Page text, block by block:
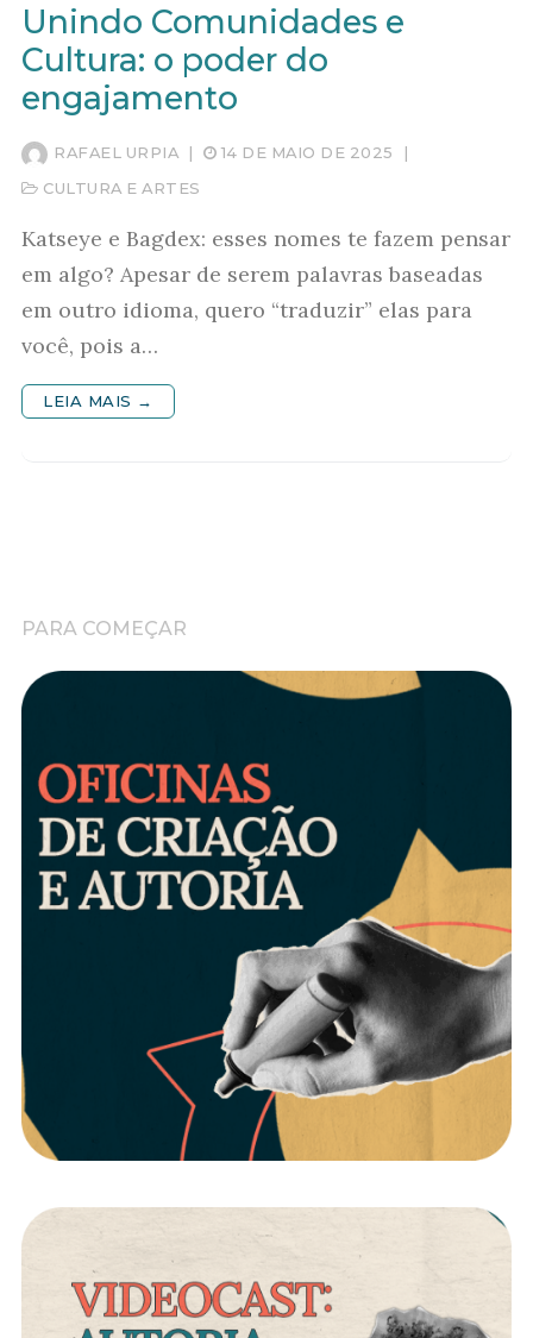
Unindo Comunidades e
Cultura: o poder do
engajamento
RAFAEL URPIA | 14 DE MAIO DE 2025
|
CULTURA E ARTES
Katseye e Bagdex: esses nomes te fazem pensar
em algo? Apesar de serem palavras baseadas
em outro idioma, quero “traduzir” elas para
você, pois a…
LEIA MAIS →
PARA COMEÇAR